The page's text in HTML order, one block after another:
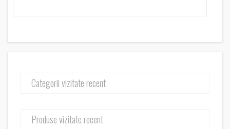
Categorii vizitate recent
Produse vizitate recent